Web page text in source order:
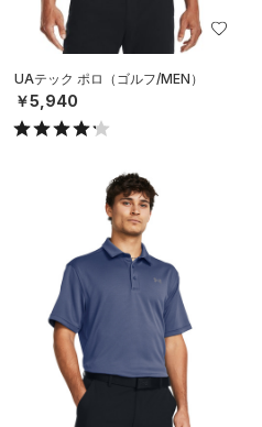
UAテック ポロ（ゴルフ/MEN）
￥5,940